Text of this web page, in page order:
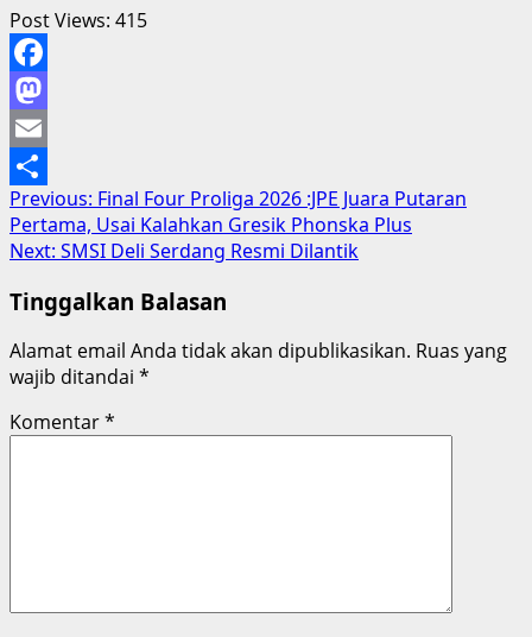
Post Views: 415
Facebook
Mastodon
Email
Share
Post
navigation
Previous: Final Four Proliga 2026 :JPE Juara Putaran
Pertama, Usai Kalahkan Gresik Phonska Plus
Next: SMSI Deli Serdang Resmi Dilantik
Tinggalkan Balasan
Alamat email Anda tidak akan dipublikasikan. Ruas yang
wajib ditandai *
Komentar*